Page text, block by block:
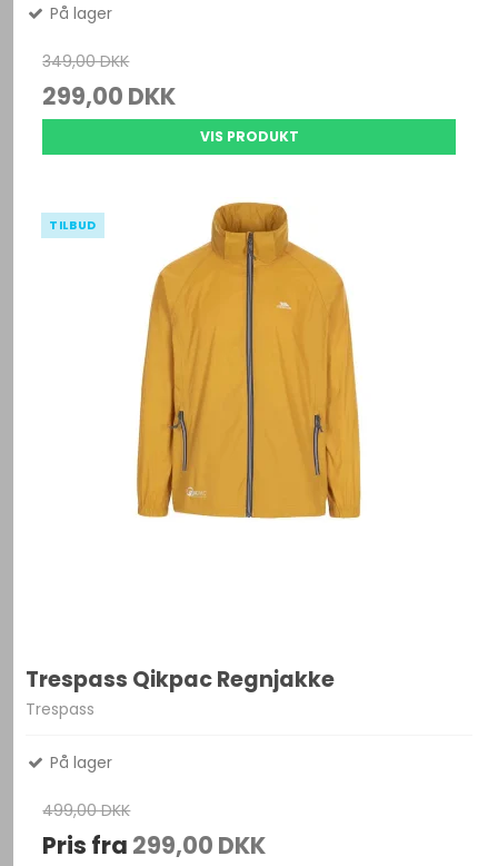
På lager
349,00 DKK
299,00 DKK
VIS PRODUKT
TILBUD
Trespass Qikpac Regnjakke
Trespass
På lager
499,00 DKK
Pris fra 299,00 DKK